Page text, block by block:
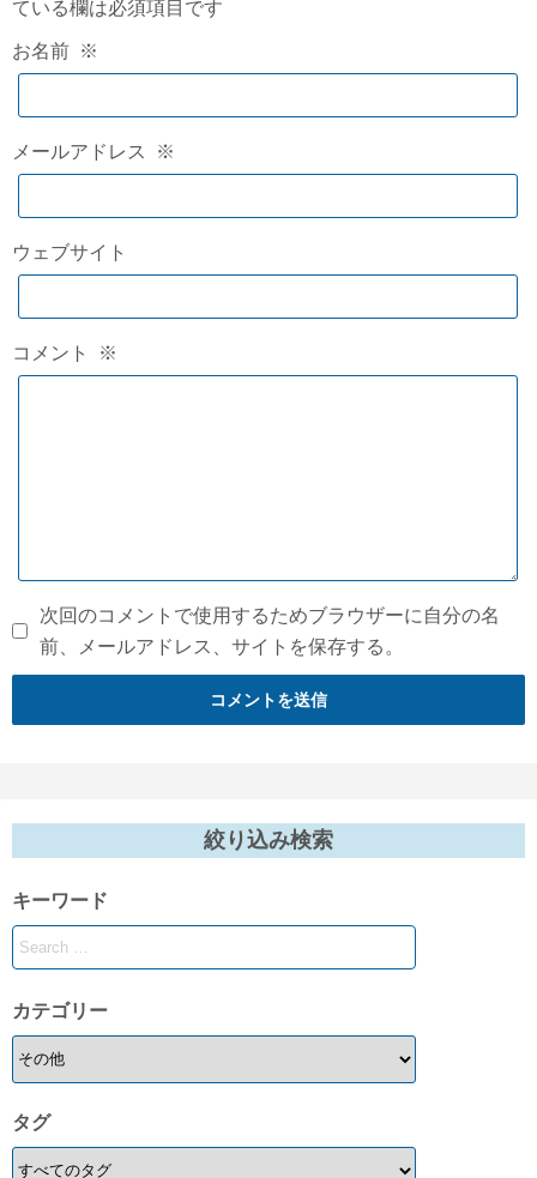
ている欄は必須項目です
お名前 ※
メールアドレス ※
ウェブサイト
コメント ※
次回のコメントで使用するためブラウザーに自分の名
前、メールアドレス、サイトを保存する。
絞り込み検索
キーワード
カテゴリー
タグ